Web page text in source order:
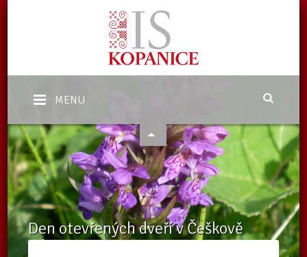
MENU
Den otevřených dveří v Češkově
mlýně